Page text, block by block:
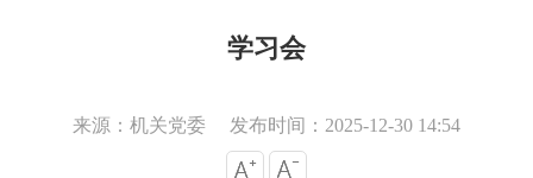
学习会
来源：机关党委 发布时间：2025-12-30 14:54